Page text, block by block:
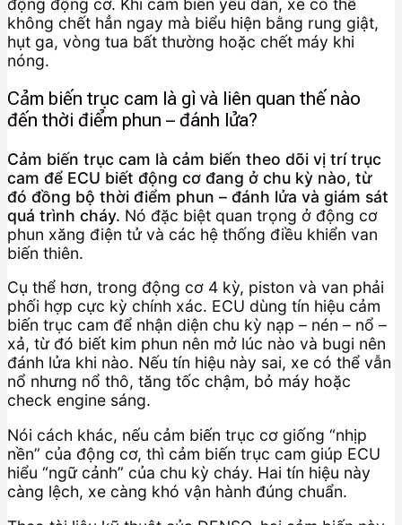
không chết hẳn ngay mà biểu hiện bằng rung giật,
hụt ga, vòng tua bất thường hoặc chết máy khi
nóng.
Cảm biến trục cam là gì và liên quan thế nào
đến thời điểm phun – đánh lửa?
Cảm biến trục cam là cảm biến theo dõi vị trí trục
cam để ECU biết động cơ đang ở chu kỳ nào, từ
đó đồng bộ thời điểm phun – đánh lửa và giám sát
quá trình cháy. Nó đặc biệt quan trọng ở động cơ
phun xăng điện tử và các hệ thống điều khiển van
biến thiên.
Cụ thể hơn, trong động cơ 4 kỳ, piston và van phải
phối hợp cực kỳ chính xác. ECU dùng tín hiệu cảm
biến trục cam để nhận diện chu kỳ nạp – nén – nổ –
xả, từ đó biết kim phun nên mở lúc nào và bugi nên
đánh lửa khi nào. Nếu tín hiệu này sai, xe có thể vẫn
nổ nhưng nổ thô, tăng tốc chậm, bỏ máy hoặc
check engine sáng.
Nói cách khác, nếu cảm biến trục cơ giống “nhịp
nền” của động cơ, thì cảm biến trục cam giúp ECU
hiểu “ngữ cảnh” của chu kỳ cháy. Hai tín hiệu này
càng lệch, xe càng khó vận hành đúng chuẩn.